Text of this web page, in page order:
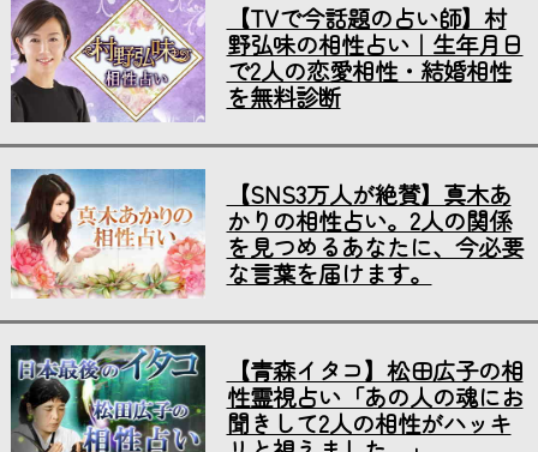
【TVで今話題の占い師】村
野弘味の相性占い｜生年月日
で2人の恋愛相性・結婚相性
を無料診断
【SNS3万人が絶賛】真木あ
かりの相性占い。2人の関係
を見つめるあなたに、今必要
な言葉を届けます。
【青森イタコ】松田広子の相
性霊視占い「あの人の魂にお
聞きして2人の相性がハッキ